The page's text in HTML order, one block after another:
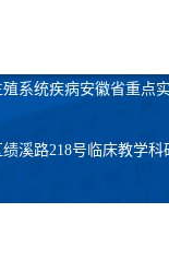
系统疾病安徽省重点
溪路218号临床教学科